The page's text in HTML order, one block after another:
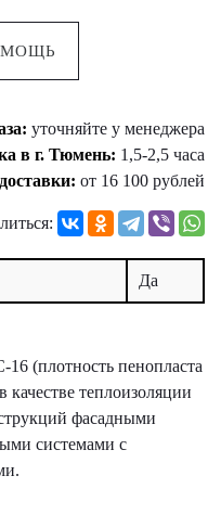
уточняйте у менеджера
в г. Тюмень: 1,5-2,5 часа
от 16 100 рублей
Да
(плотность пенопласта
теплоизоляции
фасадными
системами с